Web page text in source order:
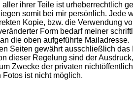
ihrer Teile ist urheberrechtlich
somit bei mir persönlich. Jede
Kopie, bzw. die Verwendung
Form bedarf meiner
die oben aufgeführte Mailadresse.
Seiten gewährt ausschließlich das
dieser Regelung sind der
Zwecke der privaten
ist nicht möglich.